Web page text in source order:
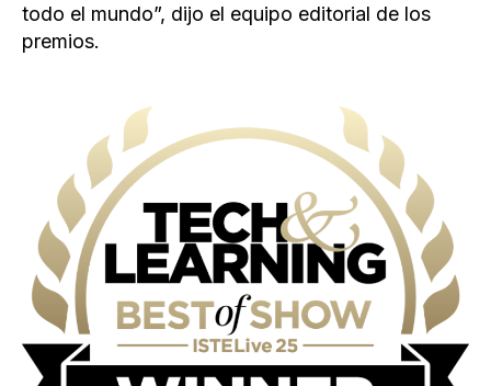
todo el mundo”, dijo el equipo editorial de los
premios.